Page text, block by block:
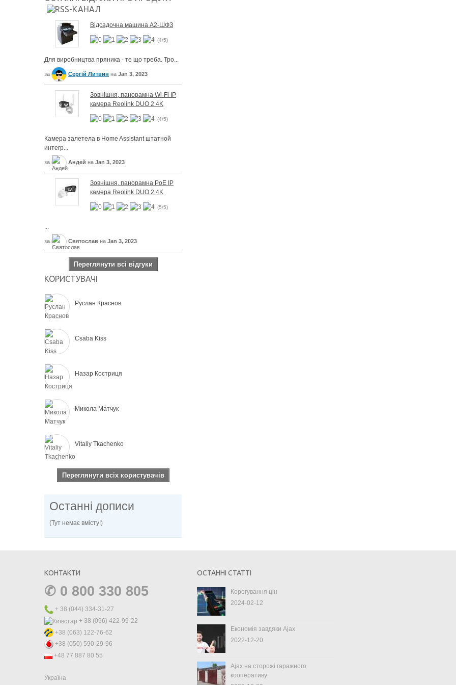
Відсадочна машина А2-ШФЗ
(4/5)
Для виробництва пряника - те що треба. Тро...
за Сергій Литвин на Jan 3, 2023
Зовнішня, панорамна Wi-Fi IP
камера Reolink DUO 2 4K
(4/5)
Камера залетела в Home Assistant штатной
интегр...
за Андей на Jan 3, 2023
Зовнішня, панорамна PoE IP
камера Reolink DUO 2 4K
(5/5)
...
за Святослав на Jan 3, 2023
Переглянути всі відгуки
КОРИСТУВАЧІ
Руслан Краснов
Csaba Kiss
Назар Костриця
Микола Матчук
Vitaliy Tkachenko
Переглянути всіх користувачів
Останні дописи
(Тут немає вмісту!)
КОНТАКТИ
✆ 0 800 330 805
+ 38 (044) 334-31-27
+ 38 (096) 422-99-22
+38 (063) 122-76-62
+38 (050) 590-29-96
+48 77 887 80 55
Україна
ОСТАННІ СТАТТІ
Корегування цін
2024-02-12
Економія завдяки Ajax
2022-12-20
Ajax на сторожі гаражного
кооперативу